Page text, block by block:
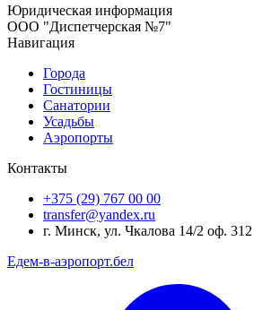
Юридическая информация
ООО "Диспетчерская №7"
Навигация
Города
Гостиницы
Санатории
Усадьбы
Аэропорты
Контакты
+375 (29) 767 00 00
transfer@yandex.ru
г. Минск, ул. Чкалова 14/2 оф. 312
Едем-в-аэропорт.бел